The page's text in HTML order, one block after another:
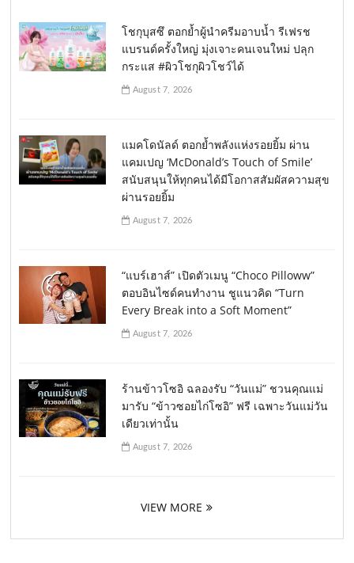
โชกุบุสซึ ตอกย้ำผู้นำครีมอาบน้ำ รีเฟรช
แบรนด์ครั้งใหญ่ มุ่งเจาะคนเจนใหม่ ปลุก
กระแส #ผิวโชกุผิวโชว์ได้
August 7, 2026
แมคโดนัลด์ ตอกย้ำพลังแห่งรอยยิ้ม ผ่าน
แคมเปญ ‘McDonald’s Touch of Smile’
สนับสนุนให้ทุกคนได้มีโอกาสสัมผัสความสุข
ผ่านรอยยิ้ม
August 7, 2026
“แบร์เฮาส์” เปิดตัวเมนู “Choco Pilloww”
ตอบอินไซด์คนทำงาน ชูแนวคิด “Turn
Every Break into a Soft Moment”
August 7, 2026
ร้านข้าวโซอิ ฉลองรับ “วันแม่” ชวนคุณแม่
มารับ “ข้าวซอยไก่โซอิ” ฟรี เฉพาะวันแม่วัน
เดียวเท่านั้น
August 7, 2026
VIEW MORE